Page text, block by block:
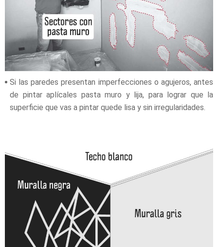
Si las paredes presentan imperfecciones o agujeros, antes
de pintar aplícales pasta muro y lija, para lograr que la
superficie que vas a pintar quede lisa y sin irregularidades.